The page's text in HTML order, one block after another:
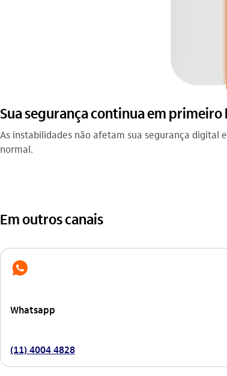
Sua segurança continua em primeiro
As instabilidades não afetam sua segurança digital
normal.
Em outros canais
whatsapp
Whatsapp
(11) 4004 4828